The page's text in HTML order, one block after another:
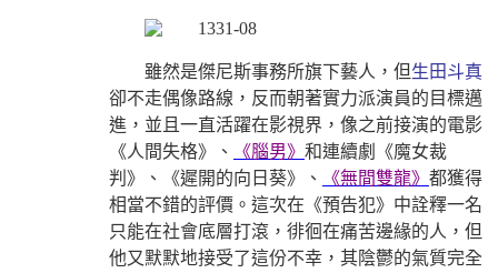
雖然是傑尼斯事務所旗下藝人，但生田斗真
卻不走偶像路線，反而朝著實力派演員的目標邁
進，並且一直活躍在影視界，像之前接演的電影
《人間失格》、
《腦男》 和連續劇《魔女裁
判》、《遲開的向日葵》、
《無間雙龍》 都獲得
相當不錯的評價。這次在《預告犯》中詮釋一名
只能在社會底層打滾，徘徊在痛苦邊緣的人，但
他又默默地接受了這份不幸，其陰鬱的氣質完全